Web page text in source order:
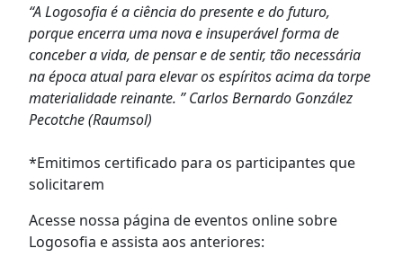
“A Logosofia é a ciência do presente e do futuro,
porque encerra uma nova e insuperável forma de
conceber a vida, de pensar e de sentir, tão necessária
na época atual para elevar os espíritos acima da torpe
materialidade reinante. ” Carlos Bernardo González
Pecotche (Raumsol)
*Emitimos certificado para os participantes que
solicitarem
Acesse nossa página de eventos online sobre
Logosofia e assista aos anteriores: